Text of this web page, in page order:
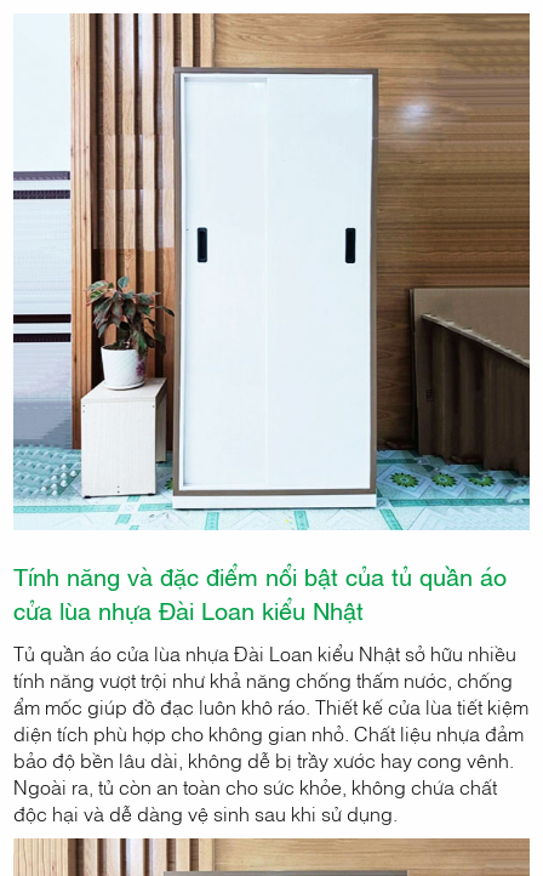
Tính năng và đặc điểm nổi bật của tủ quần áo
cửa lùa nhựa Đài Loan kiểu Nhật
Tủ quần áo cửa lùa nhựa Đài Loan kiểu Nhật sở hữu nhiều
tính năng vượt trội như khả năng chống thấm nước, chống
ẩm mốc giúp đồ đạc luôn khô ráo. Thiết kế cửa lùa tiết kiệm
diện tích phù hợp cho không gian nhỏ. Chất liệu nhựa đảm
bảo độ bền lâu dài, không dễ bị trầy xước hay cong vênh.
Ngoài ra, tủ còn an toàn cho sức khỏe, không chứa chất
độc hại và dễ dàng vệ sinh sau khi sử dụng.